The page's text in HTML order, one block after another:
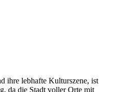
ihre lebhafte Kulturszene, ist
da die Stadt voller Orte mit